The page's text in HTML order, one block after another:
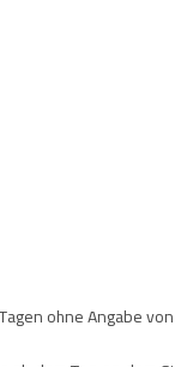
ohne Angabe